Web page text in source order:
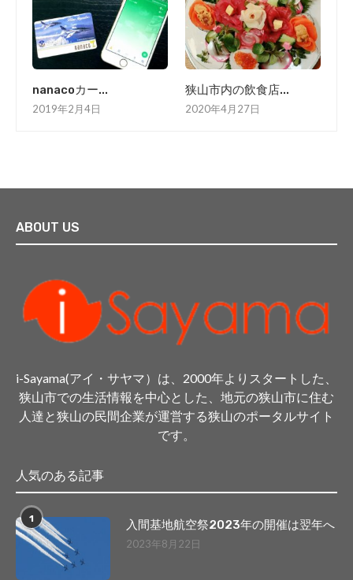
nanacoカー...
2019年2月4日
狭山市内の飲食店...
2020年4月27日
ABOUT US
i-Sayama(アイ・サヤマ）は、2000年よりスタートした、
狭山市での生活情報を中心とした、地元の狭山市に住む
人達と狭山の民間企業が運営する狭山のポータルサイト
です。
人気のある記事
1 入間基地航空祭2023年の開催は翌年へ
2023年8月22日